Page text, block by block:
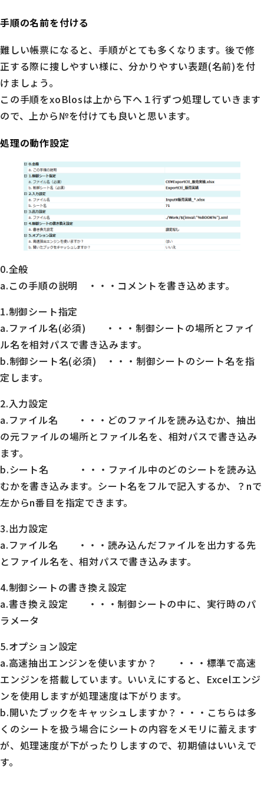
手順の名前を付ける
難しい帳票になると、手順がとても多くなります。後で修
正する際に捜しやすい様に、分かりやすい表題(名前)を付
けましょう。
この手順をxoBlosは上から下へ１行ずつ処理していきます
ので、上から№を付けても良いと思います。
処理の動作設定
0.全般
a.この手順の説明 ・・・コメントを書き込めます。
1.制御シート指定
a.ファイル名(必須) ・・・制御シートの場所とファイ
ル名を相対パスで書き込みます。
b.制御シート名(必須) ・・・制御シートのシート名を指
定します。
2.入力設定
a.ファイル名 ・・・どのファイルを読み込むか、抽出
の元ファイルの場所とファイル名を、相対パスで書き込み
ます。
b.シート名 ・・・ファイル中のどのシートを読み込
むかを書き込みます。シート名をフルで記入するか、？nで
左からn番目を指定できます。
3.出力設定
a.ファイル名 ・・・読み込んだファイルを出力する先
とファイル名を、相対パスで書き込みます。
4.制御シートの書き換え設定
a.書き換え設定 ・・・制御シートの中に、実行時のパ
ラメータ
5.オプション設定
a.高速抽出エンジンを使いますか？ ・・・標準で高速
エンジンを搭載しています。いいえにすると、Excelエンジ
ンを使用しますが処理速度は下がります。
b.開いたブックをキャッシュしますか？・・・こちらは多
くのシートを扱う場合にシートの内容をメモリに蓄えます
が、処理速度が下がったりしますので、初期値はいいえで
す。